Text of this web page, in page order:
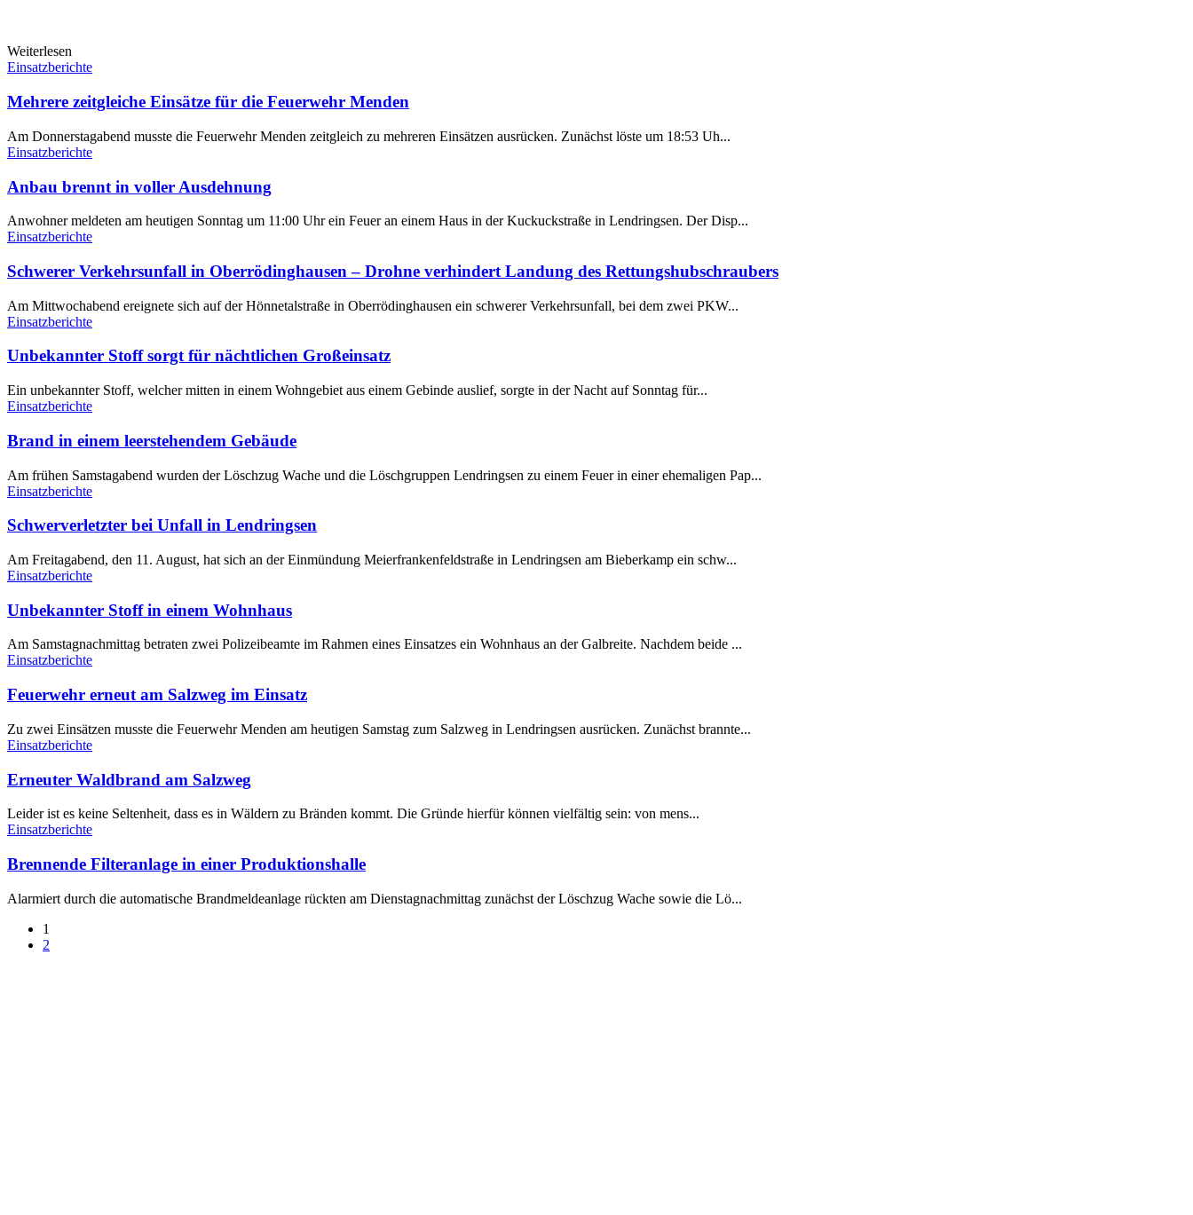
Weiterlesen
Einsatzberichte
Mehrere zeitgleiche Einsätze für die Feuerwehr Menden
Am Donnerstagabend musste die Feuerwehr Menden zeitgleich zu mehreren Einsätzen ausrücken. Zunächst löste um 18:53 Uh...
Einsatzberichte
Anbau brennt in voller Ausdehnung
Anwohner meldeten am heutigen Sonntag um 11:00 Uhr ein Feuer an einem Haus in der Kuckuckstraße in Lendringsen. Der Disp...
Einsatzberichte
Schwerer Verkehrsunfall in Oberrödinghausen – Drohne verhindert Landung des Rettungshubschraubers
Am Mittwochabend ereignete sich auf der Hönnetalstraße in Oberrödinghausen ein schwerer Verkehrsunfall, bei dem zwei PKW...
Einsatzberichte
Unbekannter Stoff sorgt für nächtlichen Großeinsatz
Ein unbekannter Stoff, welcher mitten in einem Wohngebiet aus einem Gebinde auslief, sorgte in der Nacht auf Sonntag für...
Einsatzberichte
Brand in einem leerstehendem Gebäude
Am frühen Samstagabend wurden der Löschzug Wache und die Löschgruppen Lendringsen zu einem Feuer in einer ehemaligen Pap...
Einsatzberichte
Schwerverletzter bei Unfall in Lendringsen
Am Freitagabend, den 11. August, hat sich an der Einmündung Meierfrankenfeldstraße in Lendringsen am Bieberkamp ein schw...
Einsatzberichte
Unbekannter Stoff in einem Wohnhaus
Am Samstagnachmittag betraten zwei Polizeibeamte im Rahmen eines Einsatzes ein Wohnhaus an der Galbreite. Nachdem beide ...
Einsatzberichte
Feuerwehr erneut am Salzweg im Einsatz
Zu zwei Einsätzen musste die Feuerwehr Menden am heutigen Samstag zum Salzweg in Lendringsen ausrücken. Zunächst brannte...
Einsatzberichte
Erneuter Waldbrand am Salzweg
Leider ist es keine Seltenheit, dass es in Wäldern zu Bränden kommt. Die Gründe hierfür können vielfältig sein: von mens...
Einsatzberichte
Brennende Filteranlage in einer Produktionshalle
Alarmiert durch die automatische Brandmeldeanlage rückten am Dienstagnachmittag zunächst der Löschzug Wache sowie die Lö...
1
2